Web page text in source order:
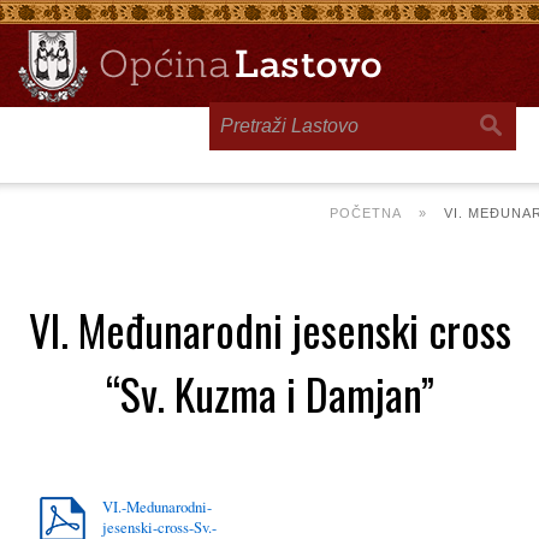
POČETNA » VI.
VI. Međunarodni jesenski cross
“Sv. Kuzma i Damjan”
VI.-Medunarodni-
jesenski-cross-Sv.-